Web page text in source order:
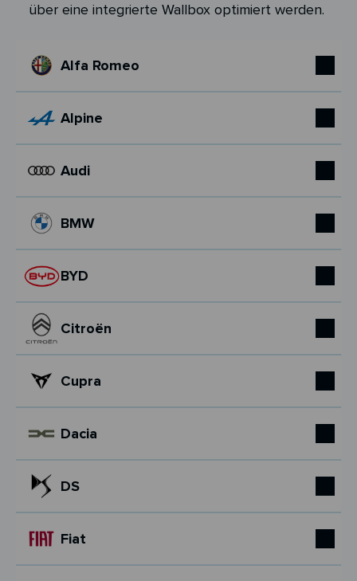
über eine integrierte Wallbox optimiert werden.
Alfa Romeo
Alpine
Audi
BMW
BYD
Citroën
Cupra
Dacia
DS
Fiat